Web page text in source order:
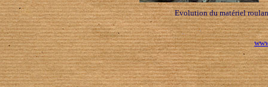
Evolution du matériel